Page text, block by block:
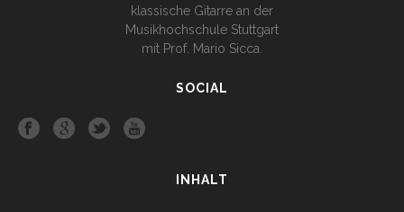
klassische Gitarre an der
Musikhochschule Stuttgart
mit Prof. Mario Sicca.
SOCIAL
INHALT